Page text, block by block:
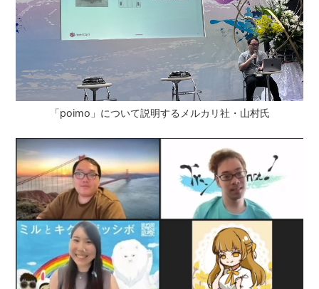
「poimo」について説明するメルカリ社・山村氏